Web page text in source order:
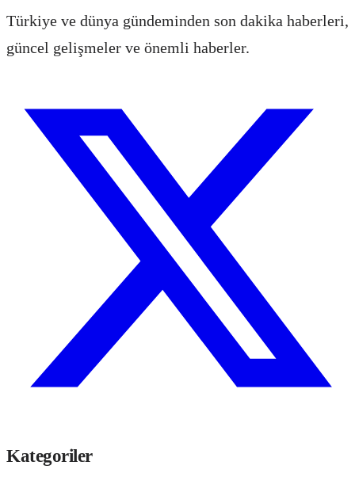
Türkiye ve dünya gündeminden son dakika haberleri,
güncel gelişmeler ve önemli haberler.
Kategoriler